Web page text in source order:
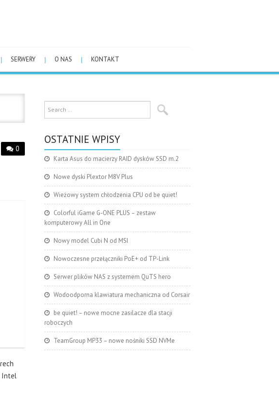
SERWERY O NAS KONTAKT
0
Intel
OSTATNIE WPISY
Karta Asus do macierzy RAID dysków SSD m.2
Nowe dyski Plextor M8V Plus
Wieżowy system chłodzenia CPU od be quiet!
Colorful iGame G-ONE PLUS – zestaw
komputerowy All in One
Nowy model Cubi N od MSI
Nowoczesne przełączniki PoE+ od TP-Link
Serwer plików NAS z systemem QuTS hero
Wodoodporna klawiatura mechaniczna od Corsair
be quiet! – nowe mocne zasilacze dla stacji
roboczych
TeamGroup MP33 – nowe nośniki SSD NVMe